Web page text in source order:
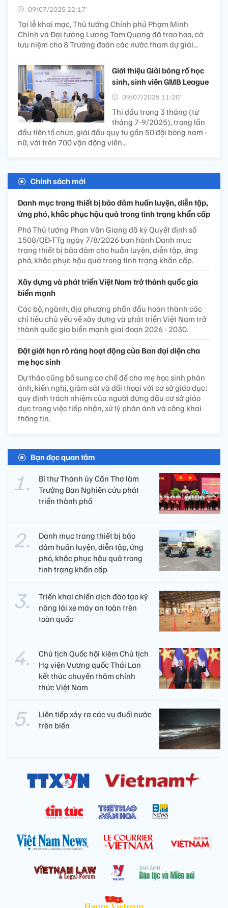
09/07/2025 22:17’
Tại lễ khai mạc, Thủ tướng Chính phủ Phạm Minh
Chính và Đại tướng Lương Tam Quang đã trao hoa, cờ
lưu niệm cho 8 Trưởng đoàn các nước tham dự giải...
Giới thiệu Giải bóng rổ học
sinh, sinh viên GMB League
09/07/2025 11:20’
Thi đấu trong 3 tháng (từ
tháng 7-9/2025), trong lần
đầu tiên tổ chức, giải đấu quy tụ gần 50 đội bóng nam -
nữ, với trên 700 vận động viên...
Chính sách mới
Danh mục trang thiết bị bảo đảm huấn luyện, diễn tập,
ứng phó, khắc phục hậu quả trong tình trạng khẩn cấp
Phó Thủ tướng Phan Văn Giang đã ký Quyết định số
1508/QĐ-TTg ngày 7/8/2026 ban hành Danh mục
trang thiết bị bảo đảm cho huấn luyện, diễn tập, ứng
phó, khắc phục hậu quả trong tình trạng khẩn cấp.
Xây dựng và phát triển Việt Nam trở thành quốc gia
biển mạnh
Các bộ, ngành, địa phương phấn đấu hoàn thành các
chỉ tiêu chủ yếu về xây dựng và phát triển Việt Nam trở
thành quốc gia biển mạnh giai đoạn 2026 - 2030.
Đặt giới hạn rõ ràng hoạt động của Ban đại diện cha
mẹ học sinh
Dự thảo cũng bổ sung cơ chế để cha mẹ học sinh phản
ánh, kiến nghị, giám sát và đối thoại với cơ sở giáo dục;
quy định trách nhiệm của người đứng đầu cơ sở giáo
dục trong việc tiếp nhận, xử lý phản ánh và công khai
thông tin.
Bạn đọc quan tâm
Bí thư Thành ủy Cần Thơ làm
Trưởng Ban Nghiên cứu phát
triển thành phố
Danh mục trang thiết bị bảo
đảm huấn luyện, diễn tập, ứng
phó, khắc phục hậu quả trong
tình trạng khẩn cấp
Triển khai chiến dịch đào tạo kỹ
năng lái xe máy an toàn trên
toàn quốc
Chủ tịch Quốc hội kiêm Chủ tịch
Hạ viện Vương quốc Thái Lan
kết thúc chuyến thăm chính
thức Việt Nam
Liên tiếp xảy ra các vụ đuối nước
trên biển